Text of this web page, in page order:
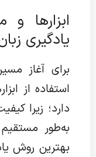
ابزارها
یادگیری
برای آغاز
استفاده از
دارد؛ زیرا
به‌طور
بهترین روش